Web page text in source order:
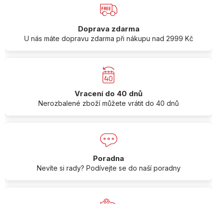
Doprava zdarma
U nás máte dopravu zdarma při nákupu nad 2999 Kč
Vracení do 40 dnů
Nerozbalené zboží můžete vrátit do 40 dnů
Poradna
Nevíte si rady? Podívejte se do naší poradny